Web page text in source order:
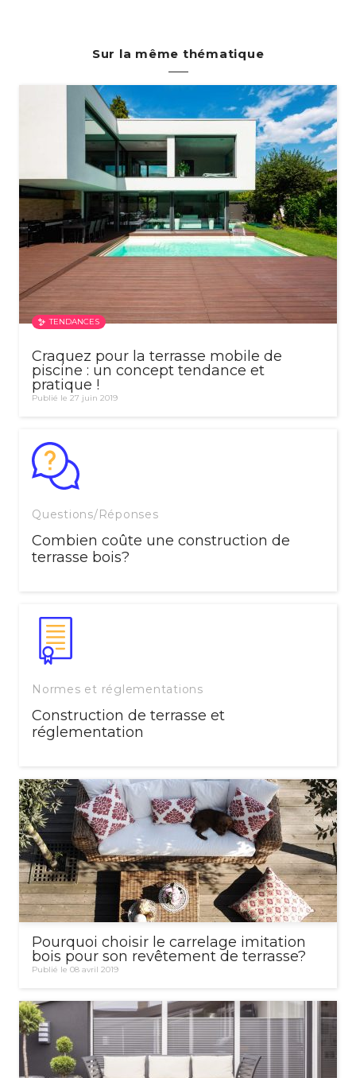
Sur la même thématique
TENDANCES
Craquez pour la terrasse mobile de
piscine : un concept tendance et
pratique !
Publié le 27 juin 2019
Questions/Réponses
Combien coûte une construction de
terrasse bois?
Normes et réglementations
Construction de terrasse et
réglementation
Pourquoi choisir le carrelage imitation
bois pour son revêtement de terrasse?
Publié le 08 avril 2019